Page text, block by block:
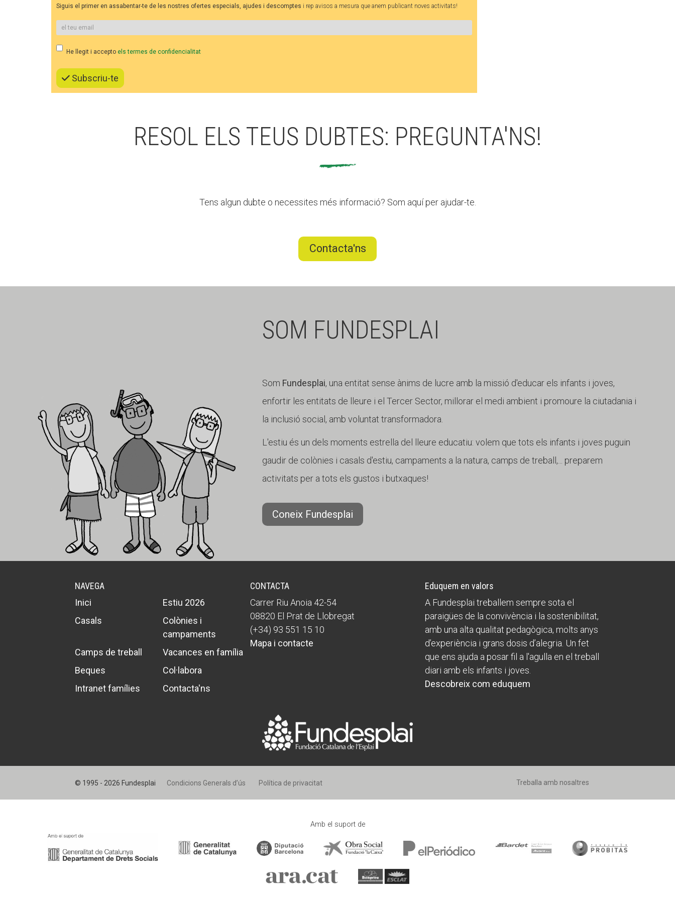
Siguis el primer en assabentar-te de les nostres ofertes especials, ajudes i descomptes i rep avisos a mesura que anem publicant noves activitats!
He llegit i accepto els termes de confidencialitat
Subscriu-te
RESOL ELS TEUS DUBTES: PREGUNTA'NS!
Tens algun dubte o necessites més informació? Som aquí per ajudar-te.
Contacta'ns
SOM FUNDESPLAI
Som Fundesplai, una entitat sense ànims de lucre amb la missió d'educar els infants i joves,
enfortir les entitats de lleure i el Tercer Sector, millorar el medi ambient i promoure la ciutadania i
la inclusió social, amb voluntat transformadora.
L'estiu és un dels moments estrella del lleure educatiu: volem que tots els infants i joves puguin
gaudir de colònies i casals d'estiu, campaments a la natura, camps de treball,... preparem
activitats per a tots els gustos i butxaques!
Coneix Fundesplai
NAVEGA
Inici
Estiu 2026
Casals
Colònies i
campaments
Camps de treball
Vacances en família
Beques
Col·labora
Intranet famílies
Contacta'ns
CONTACTA
Carrer Riu Anoia 42-54
08820 El Prat de Llobregat
(+34) 93 551 15 10
Mapa i contacte
Eduquem en valors
A Fundesplai treballem sempre sota el
paraigües de la convivència i la sostenibilitat,
amb una alta qualitat pedagògica, molts anys
d’experiència i grans dosis d’alegria. Un fet
que ens ajuda a posar fil a l'agulla en el treball
diari amb els infants i joves.
Descobreix com eduquem
© 1995 - 2026 Fundesplai Condicions Generals d’ús Política de privacitat Treballa amb nosaltres
Amb el suport de
L'equip
Proposta educativa
Butlletins